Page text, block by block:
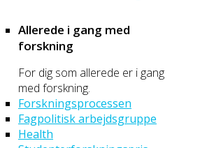
Allerede i gang med
forskning
For dig som allerede er i gang
med forskning.
Forskningsprocessen
Fagpolitisk arbejdsgruppe
Health